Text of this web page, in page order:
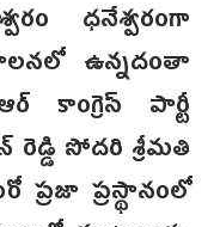
ధనేశ్వరంగా
ఉన్నదంతా
కాంగ్రెస్ పార్టీ
రెడ్డి సోదరి శ్రీమతి
ప్రజా ప్రస్థానంలో